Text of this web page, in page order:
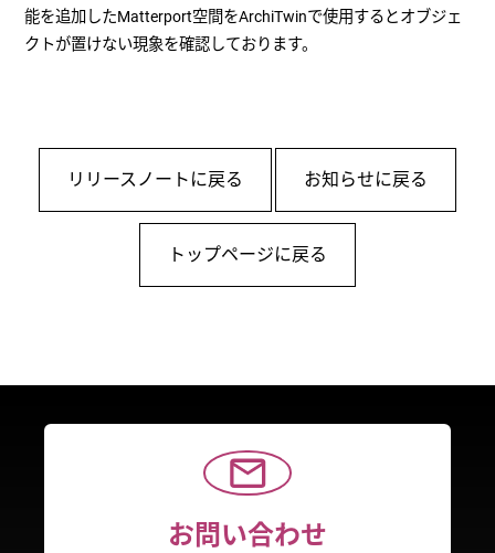
能を追加したMatterport空間をArchiTwinで使用するとオブジェ
クトが置けない現象を確認しております。
リリースノートに戻る お知らせに戻る
トップページに戻る
お問い合わせ